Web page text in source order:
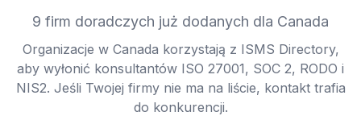
9 firm doradczych już dodanych dla Canada
Organizacje w Canada korzystają z ISMS Directory,
aby wyłonić konsultantów ISO 27001, SOC 2, RODO i
NIS2. Jeśli Twojej firmy nie ma na liście, kontakt trafia
do konkurencji.